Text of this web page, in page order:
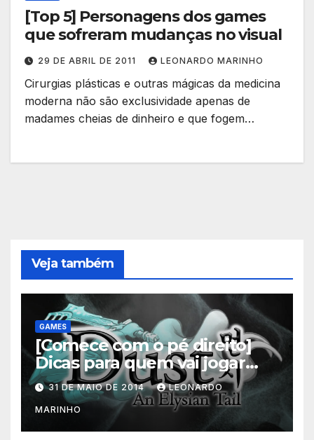
[Top 5] Personagens dos games
que sofreram mudanças no visual
29 DE ABRIL DE 2011 LEONARDO MARINHO
Cirurgias plásticas e outras mágicas da medicina
moderna não são exclusividade apenas de
madames cheias de dinheiro e que fogem…
Veja também
GAMES
[Comece com o pé direito]
Dicas para quem vai jogar
Dust: An Elysian Tail
31 DE MAIO DE 2014 LEONARDO
MARINHO